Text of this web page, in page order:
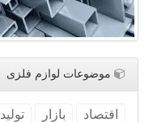
موضوعات لوازم فلزی
اقتصاد بازار تولید